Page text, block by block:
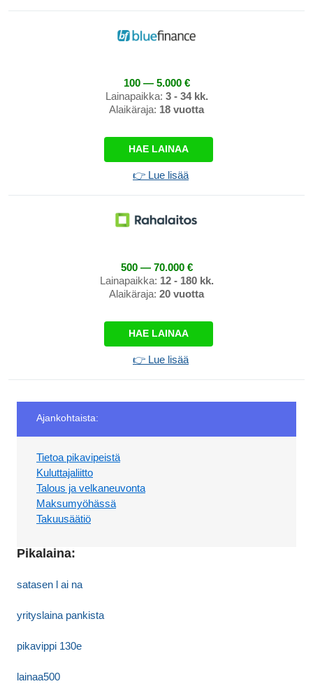
100 — 5.000 €
Lainapaikka: 3 - 34 kk.
Alaikäraja: 18 vuotta
HAE LAINAA
👉 Lue lisää
500 — 70.000 €
Lainapaikka: 12 - 180 kk.
Alaikäraja: 20 vuotta
HAE LAINAA
👉 Lue lisää
Ajankohtaista:
Tietoa pikavipeistä
Kuluttajaliitto
Talous ja velkaneuvonta
Maksumyöhässä
Takuusäätiö
Pikalaina:
satasen l ai na
yrityslaina pankista
pikavippi 130e
lainaa500